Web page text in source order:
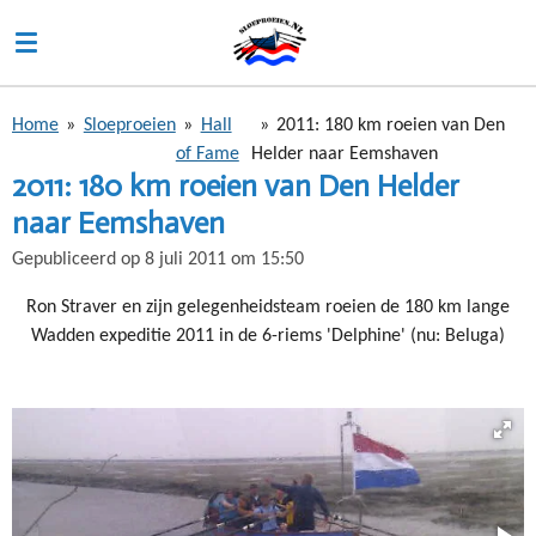
direct
naar
hoofdinhoud
Home » Sloeproeien »
Hall
of Fame
» 2011: 180 km roeien van Den
Helder naar Eemshaven
2011: 180 km roeien van Den Helder
naar Eemshaven
Gepubliceerd op 8 juli 2011 om 15:50
Ron Straver en zijn gelegenheidsteam roeien de 180 km lange
Wadden expeditie 2011 in de 6-riems 'Delphine' (nu: Beluga)